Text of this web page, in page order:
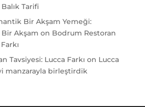
Tarifi
Bir Akşam Yemeği:
Bir Akşam on Bodrum Restoran
Tavsiyesi: Lucca Farkı on Lucca
manzarayla birleştirdik